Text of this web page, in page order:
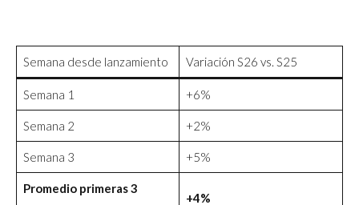
Semana desde lanzamiento Variación S26 vs. S25
Semana 1 +6%
Semana 2 +2%
Semana 3 +5%
Promedio primeras 3
+4%